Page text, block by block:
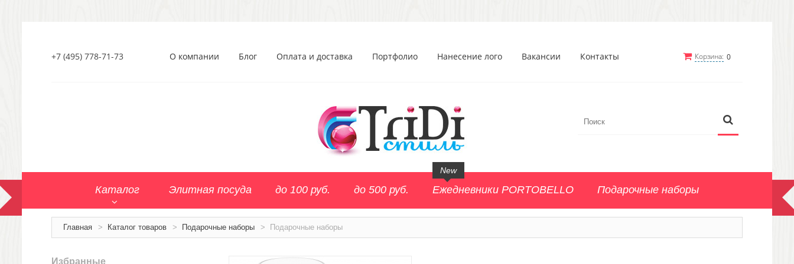
Корзина: 0
+7 (495) 778-71-73 О компании Блог Оплата и доставка Портфолио Нанесение лого Вакансии Контакты
Каталог Элитная посуда до 100 руб. до 500 руб. Ежедневники PORTOBELLO
New
Подарочные наборы
Главная > Каталог товаров > Подарочные наборы > Подарочные наборы
Избранные